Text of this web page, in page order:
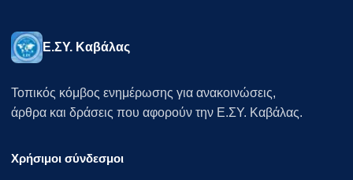
Ε.ΣΥ. Καβάλας
Τοπικός κόμβος ενημέρωσης για ανακοινώσεις,
άρθρα και δράσεις που αφορούν την Ε.ΣΥ. Καβάλας.
Χρήσιμοι σύνδεσμοι